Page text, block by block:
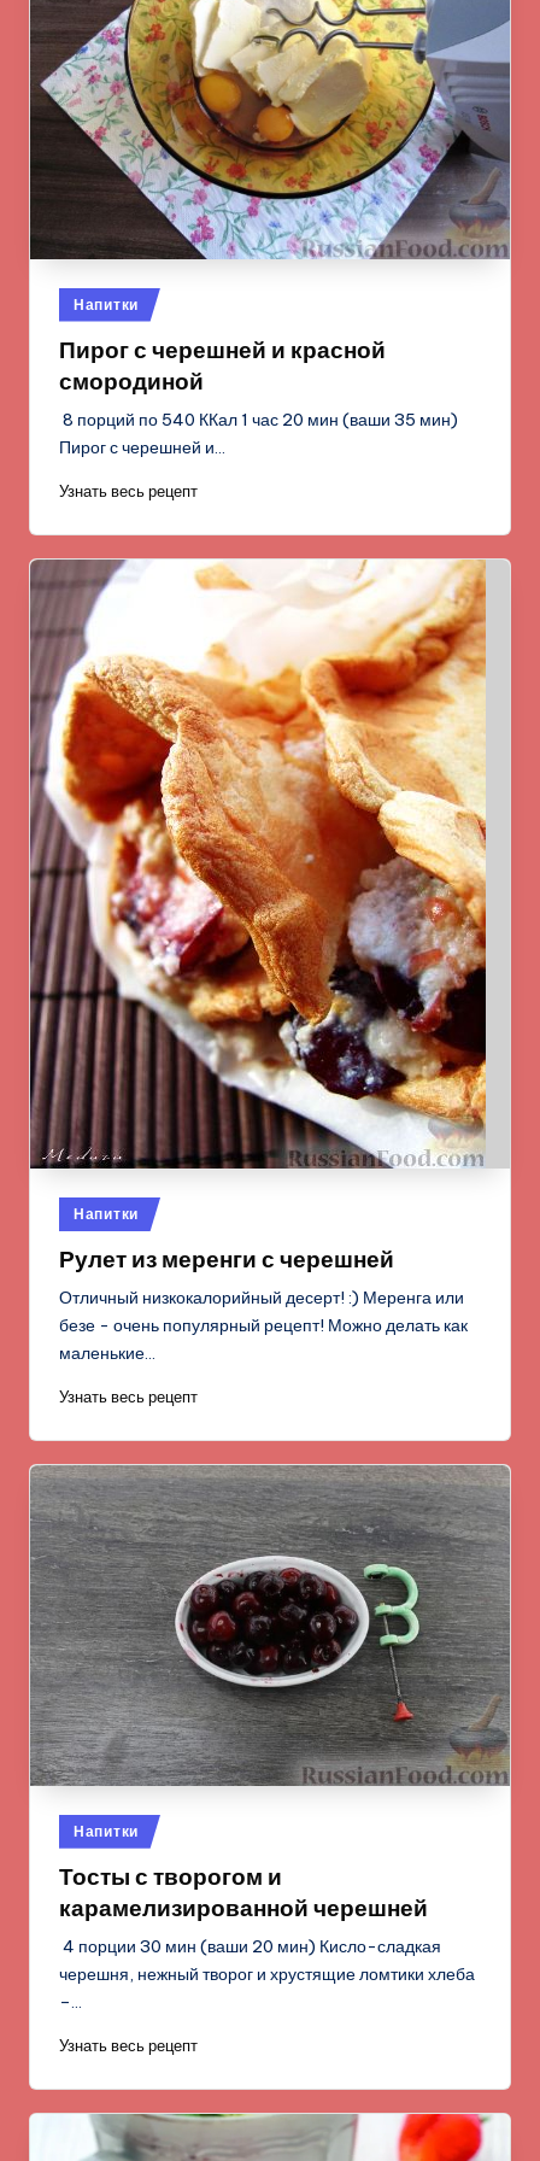
Опубликовано
в
Напитки
Пирог с черешней и красной
смородиной
8 порций по 540 ККал 1 час 20 мин (ваши 35 мин)
Пирог с черешней и…
Узнать весь рецепт
Опубликовано
в
Напитки
Рулет из меренги с черешней
Отличный низкокалорийный десерт! :) Меренга или
безе - очень популярный рецепт! Можно делать как
маленькие…
Узнать весь рецепт
Опубликовано
в
Напитки
Тосты с творогом и
карамелизированной черешней
4 порции 30 мин (ваши 20 мин) Кисло-сладкая
черешня, нежный творог и хрустящие ломтики хлеба
–…
Узнать весь рецепт